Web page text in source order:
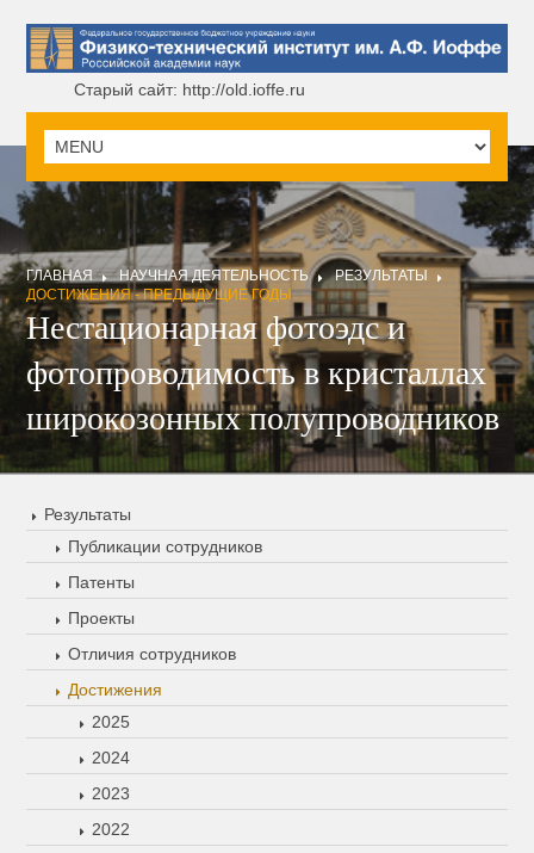
Старый сайт: http://old.ioffe.ru
ГЛАВНАЯ НАУЧНАЯ ДЕЯТЕЛЬНОСТЬ
РЕЗУЛЬТАТЫ
ДОСТИЖЕНИЯ - ПРЕДЫДУЩИЕ ГОДЫ
Нестационарная фотоэдс и
фотопроводимость в кристаллах
широкозонных полупроводников
Результаты
Публикации сотрудников
Патенты
Проекты
Отличия сотрудников
Достижения
2025
2024
2023
2022